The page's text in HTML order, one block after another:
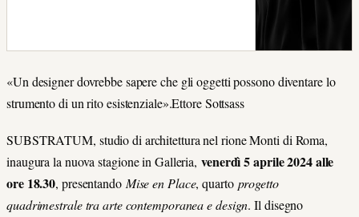
«Un designer dovrebbe sapere che gli oggetti possono diventare lo
strumento di un rito esistenziale».Ettore Sottsass
SUBSTRATUM, studio di architettura nel rione Monti di Roma,
inaugura la nuova stagione in Galleria, venerdì 5 aprile 2024 alle
ore 18.30, presentandoMise en Place, quarto progetto
quadrimestrale tra arte contemporanea e design. Il disegno